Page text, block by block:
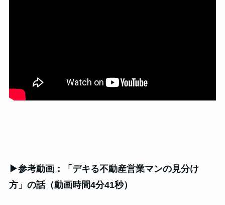
▶参考動画：「デキる不動産営業マンの見分け
方」の話（動画時間4分41秒）